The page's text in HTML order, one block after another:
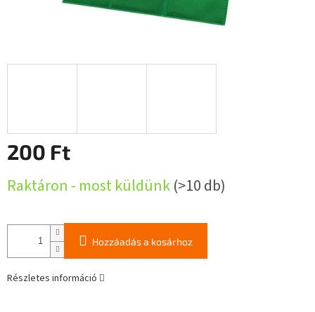
200 Ft
Raktáron - most küldünk(>10 db)
Hozzáadás a kosárhoz
Részletes információ